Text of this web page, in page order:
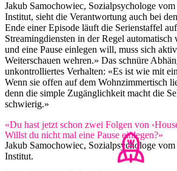
Jakub Samochowiec, Sozialpsychologe
Institut, sieht die Verantwortung auch bei
Ende einer Episode läuft die Serienstaffel
Streamingdiensten in der Regel automatisch
und eine Pause einlegen will, muss sich
Weiterschauen wehren.» Das schnüre
unkontrolliertes Verhalten: «Es ist wie mit
Wenn sie offen auf dem Wohnzimmertisch
denn die simple Zugänglichkeit macht die
schwierig.»
«Du hast jetzt schon zwei Folgen von
Willst du nicht mal eine Pause einlegen?»
Jakub Samochowiec, Sozialpsychologe
Institut.